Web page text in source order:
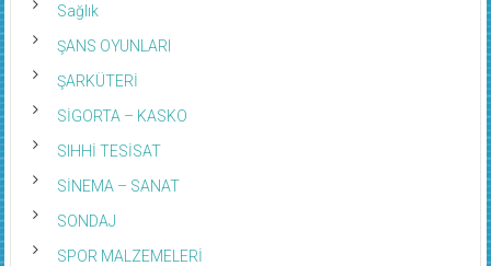
Sağlık
ŞANS OYUNLARI
ŞARKÜTERİ
SİGORTA – KASKO
SIHHİ TESİSAT
SİNEMA – SANAT
SONDAJ
SPOR MALZEMELERİ